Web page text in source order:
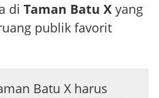
di Taman Batu X yang
publik favorit
Batu X harus